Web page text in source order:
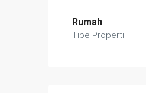
Rumah
Tipe Properti